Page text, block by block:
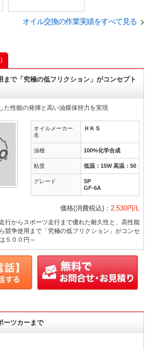
すから。 そして、ご来店
くださった方がたも何か
オイル交換の作業実績をすべて見る
まで「究極の低フリクション」がコンセプト
た性能の発揮と高い油膜保持力を実現
オイルメーカー
名
ＨＫＳ
油種 100%化学合成
粘度 低温：15W 高温：50
グレード
SP
GF-6A
価格(消費税込)： 2,530円/L
からスポーツ走行まで優れた耐久性と、高性能
競争使用まで「究極の低フリクション」がコンセ
５００円～
ーツカーまで